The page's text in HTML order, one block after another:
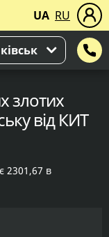
UA RU
злотих
від КИТ
2301,67 в